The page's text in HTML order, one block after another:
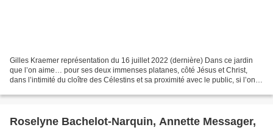
Gilles Kraemer représentation du 16 juillet 2022 (dernière) Dans ce jardin
que l’on aime… pour ses deux immenses platanes, côté Jésus et Christ,
dans l’intimité du cloître des Célestins et sa proximité avec le public, si l’on
Roselyne Bachelot-Narquin, Annette Messager,